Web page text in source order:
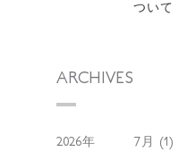
ついて
ARCHIVES
2026年 7月 (1)